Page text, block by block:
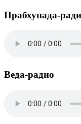
Прабхупада-
Веда-радио